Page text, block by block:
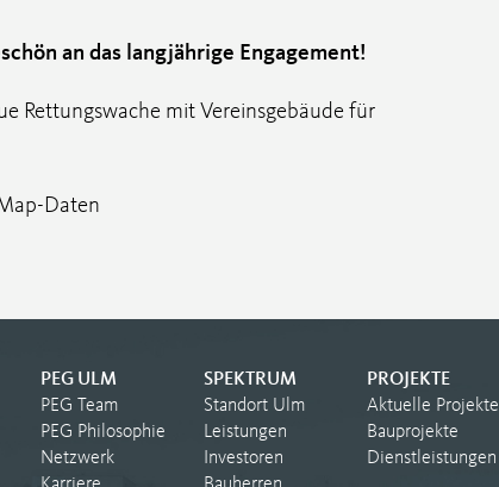
an das langjährige Engagement!
Rettungswache mit Vereinsgebäude für
Daten
PEG ULM
PEG Team
PEG Philosophie
Netzwerk
SPEKTRUM
Standort Ulm
Leistungen
Investoren
PROJEKTE
Aktuelle Projekte
Bauprojekte
Dienstleistungen